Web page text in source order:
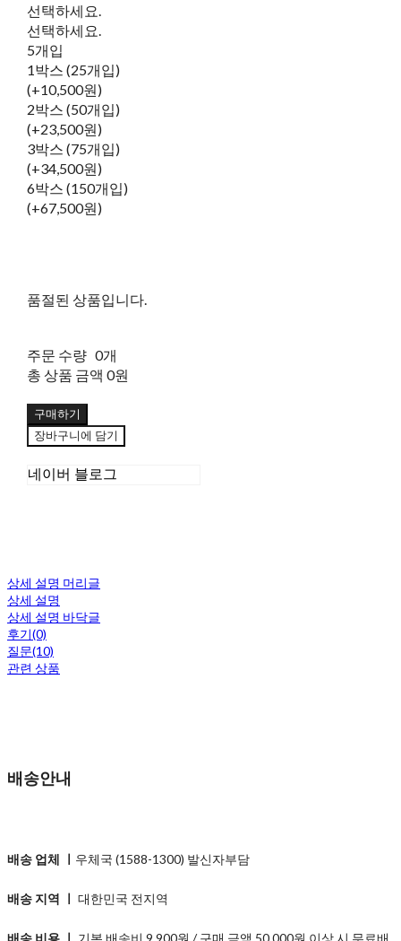
선택하세요.
선택하세요.
5개입
1박스 (25개입)
(+10,500원)
2박스 (50개입)
(+23,500원)
3박스 (75개입)
(+34,500원)
6박스 (150개입)
(+67,500원)
품절된 상품입니다.
주문 수량 0개
총 상품 금액 0원
구매하기
장바구니에 담기
네이버 블로그
상세 설명 머리글
상세 설명
상세 설명 바닥글
후기(0)
질문(10)
관련 상품
배송안내
배송 업체 ㅣ 우체국 (1588-1300) 발신자부담
배송 지역 ㅣ 대한민국 전지역
배송 비용 ㅣ 기본 배송비 9,900원 / 구매 금액 50,000원 이상 시 무료배